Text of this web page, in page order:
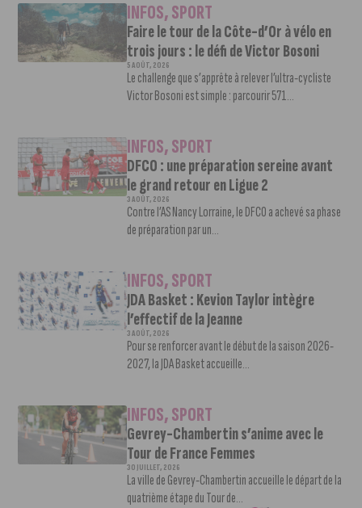
INFOS,SPORT
Faire le tour de la Côte-d’Or à vélo en
trois jours : le défi de Victor Bosoni
5 AOÛT, 2026
Le challenge que s’apprête à relever l’ultra-cycliste
Victor Bosoni est simple : parcourir 571...
INFOS,SPORT
DFCO : une préparation sereine avant
le grand retour en Ligue 2
3 AOÛT, 2026
Contre l’AS Nancy Lorraine, le DFCO a achevé sa phase
de préparation par un...
INFOS,SPORT
JDA Basket : Kevion Taylor intègre
l’effectif de la Jeanne
3 AOÛT, 2026
Pour se renforcer avant le début de la saison 2026-
2027, la JDA Basket accueille...
INFOS,SPORT
Gevrey-Chambertin s’anime avec le
Tour de France Femmes
30 JUILLET, 2026
La ville de Gevrey-Chambertin accueille le départ de la
quatrième étape du Tour de...